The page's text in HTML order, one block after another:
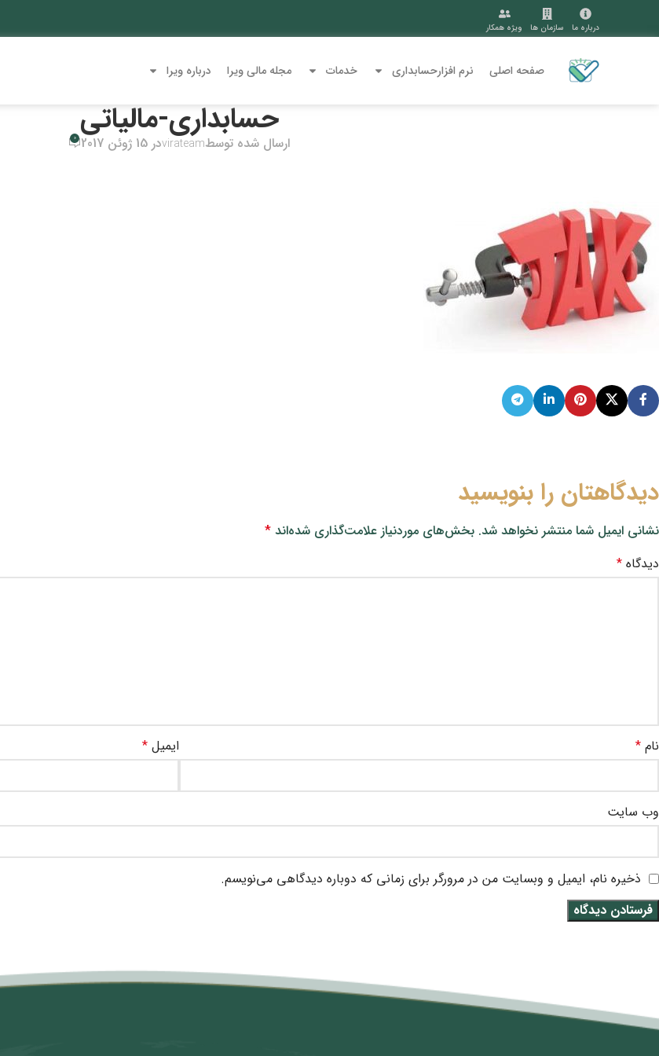
درباره ما سازمان ها ویژه همکار
صفحه اصلی نرم افزارحسابداری خدمات مجله مالی ویرا درباره ویرا
حسابداری-مالیاتی
ارسال شده توسطvirateamدر 15 ژوئن 2017 0
دیدگاهتان را بنویسید
نشانی ایمیل شما منتشر نخواهد شد. بخش‌های موردنیاز علامت‌گذاری شده‌اند *
دیدگاه *
نام * ایمیل *
وب‌ سایت
ذخیره نام، ایمیل و وبسایت من در مرورگر برای زمانی که دوباره دیدگاهی می‌نویسم.
متن سربرگ خود را وارد کنید